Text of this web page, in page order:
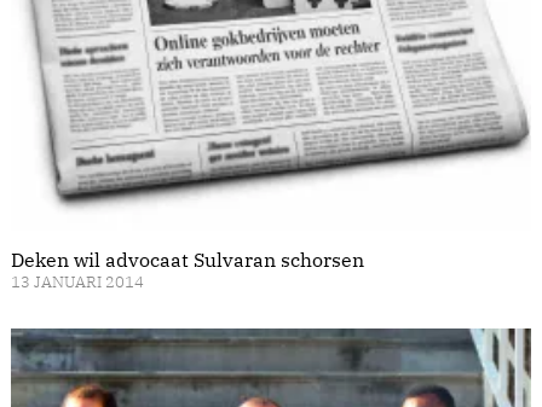
Deken wil advocaat Sulvaran schorsen
13 JANUARI 2014